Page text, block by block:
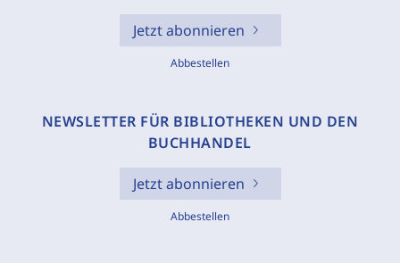
Jetzt abonnieren
Abbestellen
NEWSLETTER FÜR BIBLIOTHEKEN UND DEN
BUCHHANDEL
Jetzt abonnieren
Abbestellen